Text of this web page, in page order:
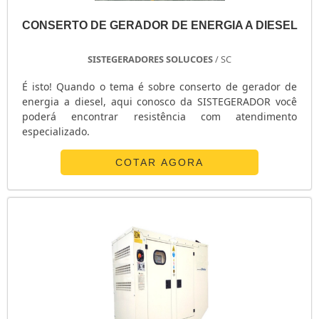
ENERGIA SOLAR FOTOVOLTAICA RESIDENCIAL EM SP
ENERGIA SOLAR FOTOVOLTAICA EM SP
ENERGIA FOTOVOLTAICA RESIDENCIAL
ENERGIA FOTOVOLTAICA PARA RESTAURANTE
ENERGIA FOTOVOLTAICA PARA INDÚSTRIA
ENERGIA FOTOVOLTAICA PARA EDIFÍCIOS
ENERGIA FOTOVOLTAICA EM SP
EMPRESAS DE GERADORES DIESEL
EMPRESAS DE GERADORES DE ENERGIA
EMPRESAS DE ENERGIA SOLAR
EMPRESA ESPECIALIZADA EM MANUTENÇÃO DE GERADORES
DISTRIBUIDOR DE GRUPO GERADOR DE ENERGIA
CONSERTO DE GERADOR DE ENERGIA A DIESEL
SISTEGERADORES SOLUCOES/ SC
É isto! Quando o tema é sobre conserto de gerador de
energia a diesel, aqui conosco da SISTEGERADOR você
poderá encontrar resistência com atendimento
especializado.
COTAR AGORA